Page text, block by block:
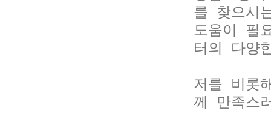
를 찾으시
도움이 필
터의 다양
저를 비롯
께 만족스